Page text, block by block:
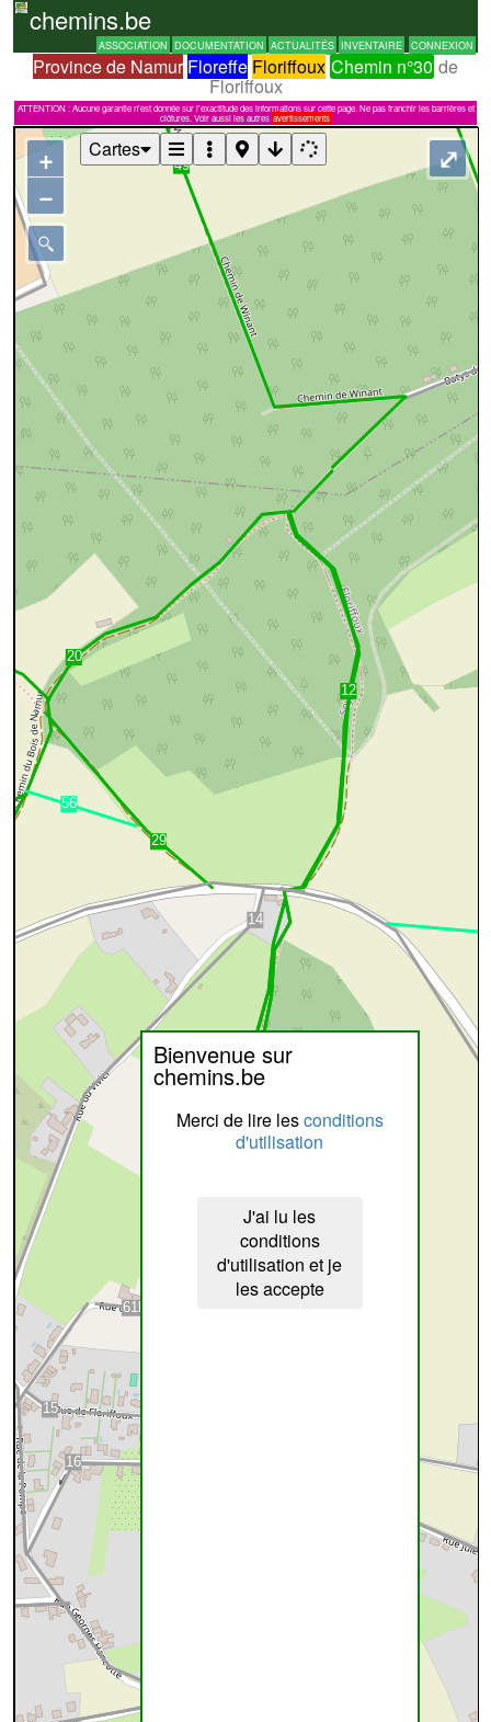
chemins.be
ASSOCIATION DOCUMENTATION ACTUALITÉS INVENTAIRE CONNEXION
Province de Namur Floreffe Floriffoux Chemin n°30 de
Floriffoux
ATTENTION : Aucune garantie n'est donnée sur l'exactitude des informations sur cette page. Ne pas franchir les barrières et
clôtures. Voir aussi les autres avertissements
Bienvenue sur
chemins.be
Merci de lire lesconditions
d'utilisation
J'ai lu les
conditions
d'utilisation et je
les accepte
+
−
⤢
Cartes